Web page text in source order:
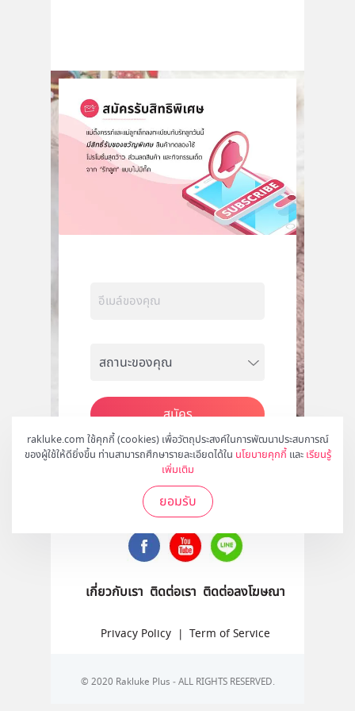
rakluke.com ใช้คุกกี้ (cookies) เพื่อวัตถุประสงค์ในการพัฒนาประสบการณ์
ของผู้ใช้ให้ดียิ่งขึ้น ท่านสามารถศึกษารายละเอียดได้ใน นโยบายคุกกี้ และ เรียนรู้
เพิ่มเติม
ยอมรับ
สมัคร
ติดตามเราได้ที่
เกี่ยวกับเรา ติดต่อเรา ติดต่อลงโฆษณา
Privacy Policy | Term of Service
© 2020 Rakluke Plus - ALL RIGHTS RESERVED.